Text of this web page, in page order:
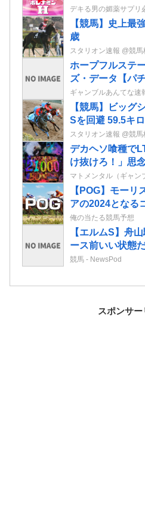
持続力！
デキる男の媚薬サプリ
【競馬】史上最
歳
スタリオン速報 @競馬
ホープフルステ
ズ・データ【パ
ギャンブルあんてな速
【競馬】ビッグ
Sを回避 59.5キ
スタリオン速報 @競馬
デカヘソ喰種で
け抜けろ！」思
マトメンタル（ギャン
【POG】モーリ
アの2024となる
俺の当たる競馬予想
【エルムS】舟
ース前いい状態
競馬 - NewsPod
スポンサー